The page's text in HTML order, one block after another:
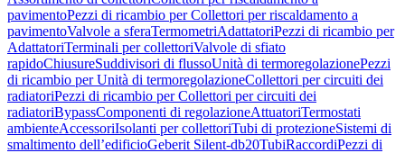
pavimentoPezzi di ricambio per Collettori per riscaldamento a
pavimentoValvole a sferaTermometriAdattatoriPezzi di ricambio per
AdattatoriTerminali per collettoriValvole di sfiato
rapidoChiusureSuddivisori di flussoUnità di termoregolazionePezzi
di ricambio per Unità di termoregolazioneCollettori per circuiti dei
radiatoriPezzi di ricambio per Collettori per circuiti dei
radiatoriBypassComponenti di regolazioneAttuatoriTermostati
ambienteAccessoriIsolanti per collettoriTubi di protezioneSistemi di
smaltimento dell’edificioGeberit Silent-db20TubiRaccordiPezzi di